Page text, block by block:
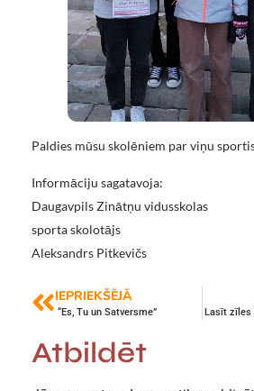
Paldies mūsu skolēniem par viņu
Informāciju sagatavoja:
Daugavpils Zinātņu vidusskolas
sporta skolotājs
Aleksandrs Pitkevičs
IEPRIEKŠĒJĀ
“Es, Tu un Satversme” Lasīt zīles
Atbildēt